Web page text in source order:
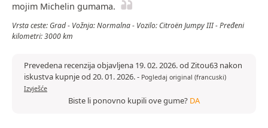
mojim Michelin gumama.
Vrsta ceste: Grad - Vožnja: Normalna - Vozilo: Citroën Jumpy III - Pređeni
kilometri: 3000 km
Prevedena recenzija objavljena 19. 02. 2026. od Zitou63 nakon
iskustva kupnje od 20. 01. 2026.- Pogledaj original (francuski)
Izvješće
Biste li ponovno kupili ove gume? DA